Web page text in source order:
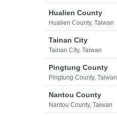
Hualien County
Hualien County, Taiwan
Tainan City
Tainan City, Taiwan
Pingtung County
Pingtung County, Taiwan
Nantou County
Nantou County, Taiwan